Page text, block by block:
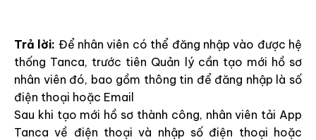
Trả lời: Để nhân viên có thể đăng nhập vào được hệ
thống Tanca, trước tiên Quản lý cần tạo mới hồ sơ
nhân viên đó, bao gồm thông tin để đăng nhập là số
điện thoại hoặc Email
Sau khi tạo mới hồ sơ thành công, nhân viên tải App
Tanca về điện thoại và nhập số điện thoại hoặc